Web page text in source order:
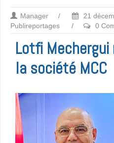
Manager / 21
Publireportages
/ 0
Lotfi Mechergui
la société MCC